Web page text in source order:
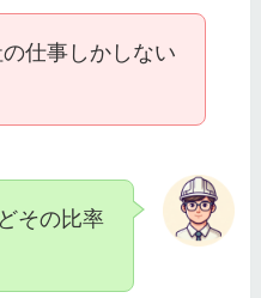
仕事しかしない
その比率